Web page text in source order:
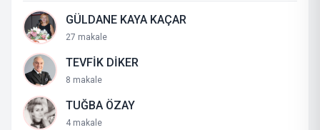
GÜLDANE KAYA KAÇAR
27 makale
TEVFİK DİKER
8 makale
TUĞBA ÖZAY
4 makale